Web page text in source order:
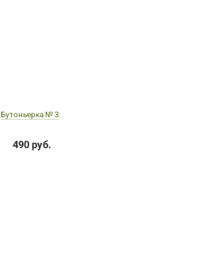
Бутоньерка № 3
490 руб.